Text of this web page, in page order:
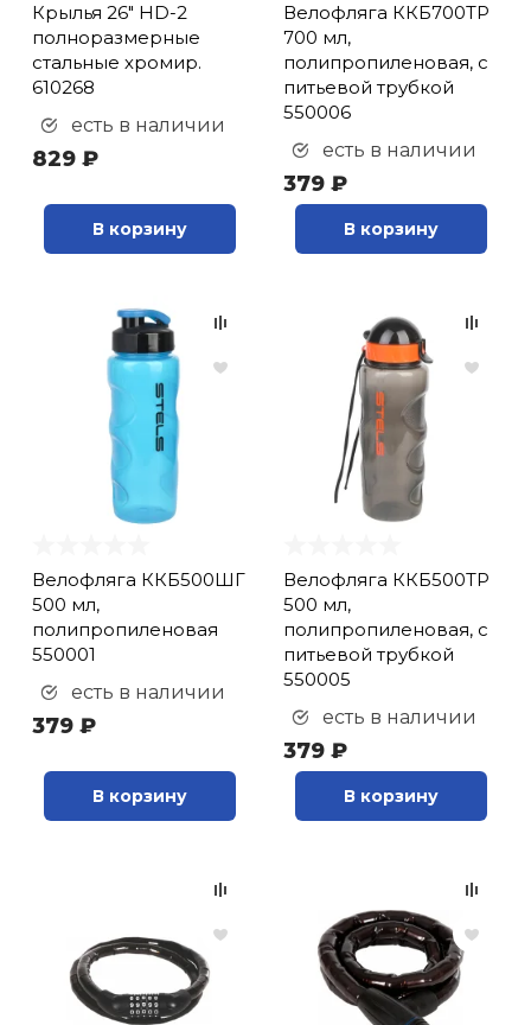
Крылья 26" HD-2
полноразмерные
стальные хромир.
610268
есть в наличии
829 ₽
В корзину
Велофляга ККБ700ТР
700 мл,
полипропиленовая, с
питьевой трубкой
550006
есть в наличии
379 ₽
В корзину
Велофляга ККБ500ШГ
500 мл,
полипропиленовая
550001
есть в наличии
379 ₽
В корзину
Велофляга ККБ500ТР
500 мл,
полипропиленовая, с
питьевой трубкой
550005
есть в наличии
379 ₽
В корзину